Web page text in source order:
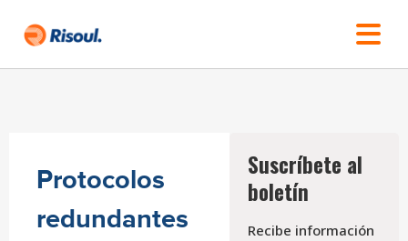
Protocolos
redundantes
Suscríbete al
boletín
Recibe información